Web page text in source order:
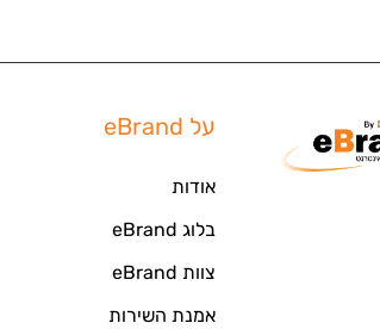
על eBrand
אודות
בלוג eBrand
צוות eBrand
אמנת השירות